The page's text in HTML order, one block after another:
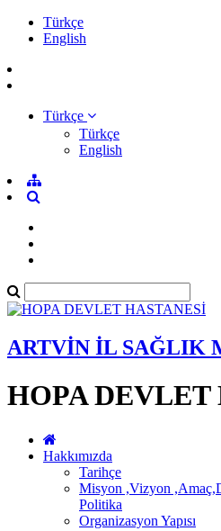
Türkçe
English
Türkçe
Türkçe
English
ARTVİN İL SAĞLIK
HOPA DEVLET
Hakkımızda
Tarihçe
Misyon ,Vizyon
Politika
Organizasyon Yapısı